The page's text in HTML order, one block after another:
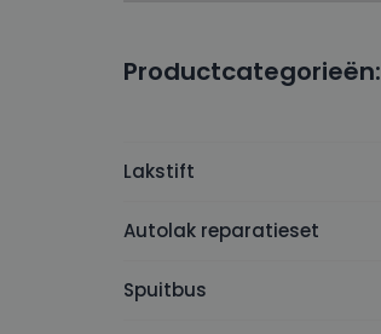
Productcategorieën:
Lakstift
Autolak reparatieset
Spuitbus